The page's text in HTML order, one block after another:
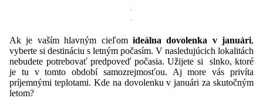
Ak je vaším hlavným cieľom ideálna dovolenka v januári,
vyberte si destináciu s letným počasím. V nasledujúcich lokalitách
nebudete potrebovať predpoveď počasia. Užijete si slnko, ktoré
je tu v tomto období samozrejmosťou. Aj more vás privíta
príjemnými teplotami. Kde na dovolenku v januári za skutočným
letom?